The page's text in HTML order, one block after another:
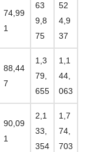
74,99
1
63
9,8
75
52
4,9
37
88,44
7
1,3
79,
655
1,1
44,
063
90,09
1
2,1
33,
354
1,7
74,
703